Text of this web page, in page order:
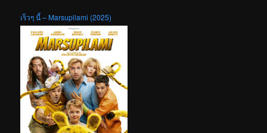
เร็วๆ นี้ – Marsupilami (2025)